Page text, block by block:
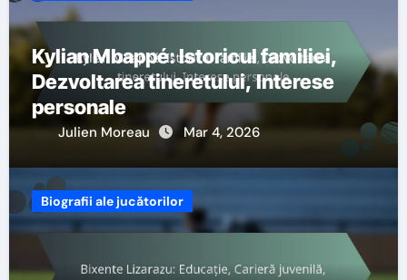
Kylian Mbappé: Istoricul familiei,
Dezvoltarea tineretului, Interese
personale
Julien Moreau Mar 4, 2026
Biografii ale jucătorilor